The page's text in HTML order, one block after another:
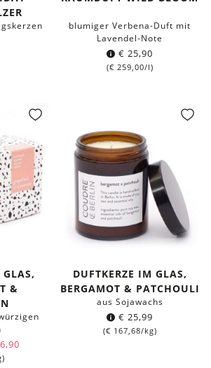
blumiger Verbena-Duft mit
Lavendel-Note
€ 25,90
(€ 259,00/l)
&
DUFTKERZE IM GLAS,
BERGAMOT & PATCHOULI
aus Sojawachs
€ 25,99
(€ 167,68/kg)